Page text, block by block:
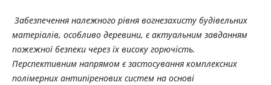
Забезпечення належного рівня вогнезахисту будівельних
матеріалів, особливо деревини, є актуальним завданням
пожежної безпеки через їх високу горючість.
Перспективним напрямом є застосування комплексних
полімерних антипіренових систем на основі